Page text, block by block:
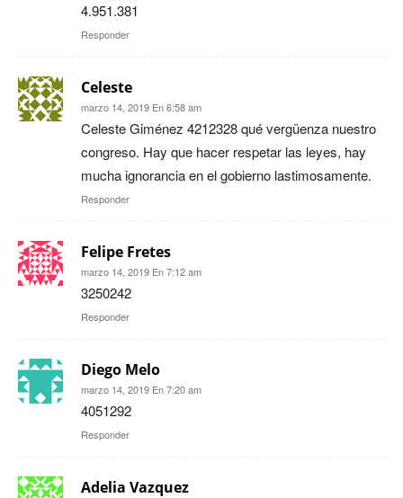
4.951.381
Responder
Celeste
marzo 14, 2019 En 6:58 am
Celeste Giménez 4212328 qué vergüenza nuestro
congreso. Hay que hacer respetar las leyes, hay
mucha ignorancia en el gobierno lastimosamente.
Responder
Felipe Fretes
marzo 14, 2019 En 7:12 am
3250242
Responder
Diego Melo
marzo 14, 2019 En 7:20 am
4051292
Responder
Adelia Vazquez